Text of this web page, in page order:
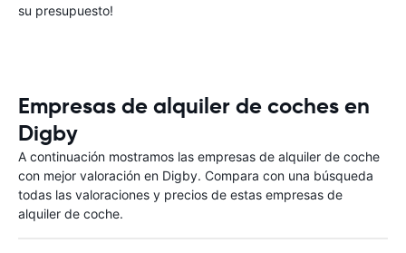
su presupuesto!
Empresas de alquiler de coches en
Digby
A continuación mostramos las empresas de alquiler de coche
con mejor valoración en Digby. Compara con una búsqueda
todas las valoraciones y precios de estas empresas de
alquiler de coche.